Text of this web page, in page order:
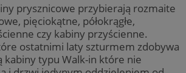
prysznicowe przybierają rozmaite
pięciokątne, półokrągłe,
czy kabiny przyścienne.
ostatnimi laty szturmem zdobywa
kabiny typu Walk-in które nie